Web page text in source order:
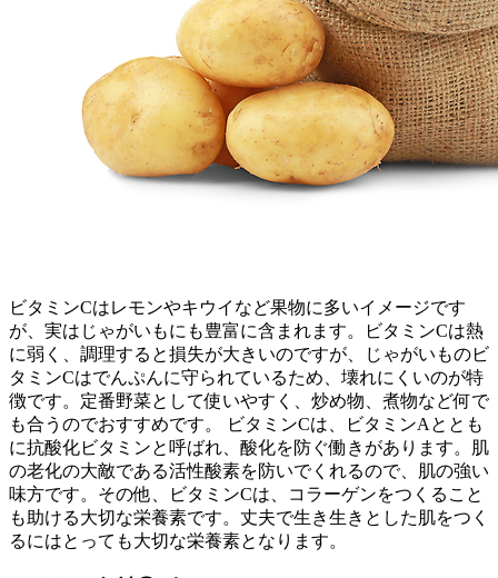
ビタミンCはレモンやキウイなど果物に多いイメージです
が、実はじゃがいもにも豊富に含まれます。ビタミンCは熱
に弱く、調理すると損失が大きいのですが、じゃがいものビ
タミンCはでんぷんに守られているため、壊れにくいのが特
徴です。定番野菜として使いやすく、炒め物、煮物など何で
も合うのでおすすめです。 ビタミンCは、ビタミンAととも
に抗酸化ビタミンと呼ばれ、酸化を防ぐ働きがあります。肌
の老化の大敵である活性酸素を防いでくれるので、肌の強い
味方です。その他、ビタミンCは、コラーゲンをつくること
も助ける大切な栄養素です。丈夫で生き生きとした肌をつく
るにはとっても大切な栄養素となります。